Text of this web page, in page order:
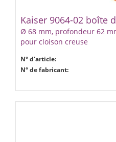
Kaiser 9064-02 boîte
Ø 68 mm, profondeur 62
pour cloison creuse
N° d'article:
N° de fabricant: